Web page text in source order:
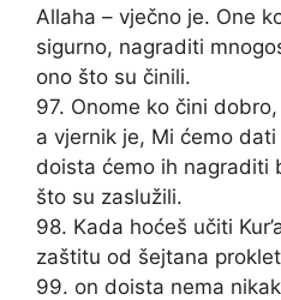
Allaha – vječno je. One
sigurno, nagraditi
ono što su činili.
97. Onome ko čini
a vjernik je, Mi ćemo
doista ćemo ih nagraditi
što su zaslužili.
98. Kada hoćeš učiti
zaštitu od šejtana
99. on doista nema